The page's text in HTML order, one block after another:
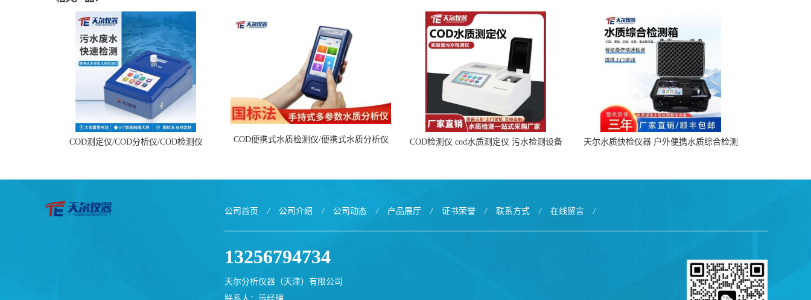
COD测定仪/COD分析仪/COD检测仪 COD便携式水质检测仪/便携式水质分析仪 COD检测仪 cod水质测定仪 污水检测设备
天尔水质快检仪器 户外便携水质综合检测
公司首页 / 公司介绍 / 公司动态 / 产品展厅 / 证书荣誉 / 联系方式 / 在线留言 /
13256794734
天尔分析仪器（天津）有限公司